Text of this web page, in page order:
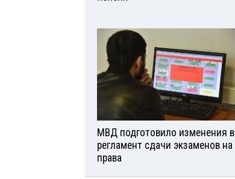
МВД подготовило изменения в
регламент сдачи экзаменов на
права